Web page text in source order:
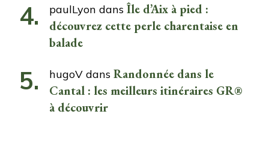
paulLyon dans Île d’Aix à pied :
découvrez cette perle charentaise en
balade
hugoV dans Randonnée dans le
Cantal : les meilleurs itinéraires GR®
à découvrir